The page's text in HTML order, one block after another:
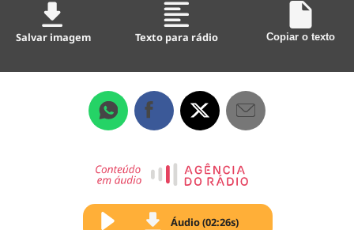
Salvar imagem Texto para rádio Copiar o texto
Áudio (02:26s)